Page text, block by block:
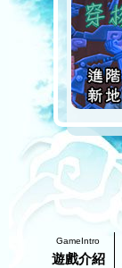
GameIntro
遊戲介紹